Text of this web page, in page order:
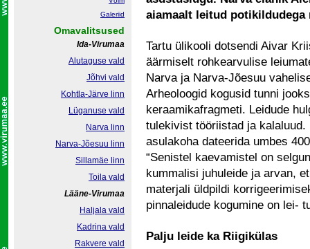
aiamaalt leitud
Tartu ülikooli dotsendi Aivar
äärmiselt rohkearvulise
Narva ja Narva-Jõesuu
Arheoloogid kogusid tunni
keraamikafragmeti. Leidude
tulekivist tööriistad ja
asulakoha dateerida umbes
“Senistel kaevamistel on
kummalisi juhuleide ja arvan,
materjali üldpildi
pinnaleidude kogumine on lei-
Palju leide ka Riigikülas
Galeriid
Omavalitsused
Ida-Virumaa
Alutaguse vald
Jõhvi vald
Kohtla-Järve linn
Lüganuse vald
Narva linn
Narva-Jõesuu linn
Sillamäe linn
Toila vald
Lääne-Virumaa
Haljala vald
Kadrina vald
Rakvere vald